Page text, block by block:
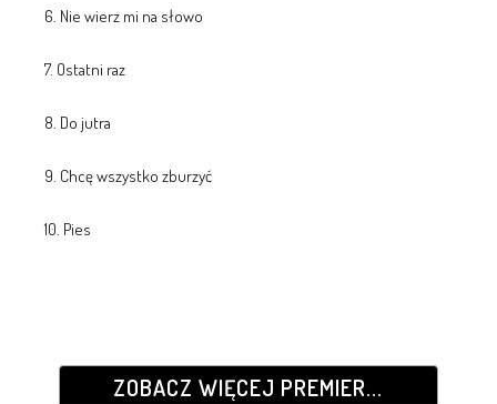
6. Nie wierz mi na słowo
7. Ostatni raz
8. Do jutra
9. Chcę wszystko zburzyć
10. Pies
ZOBACZ WIĘCEJ PREMIER...